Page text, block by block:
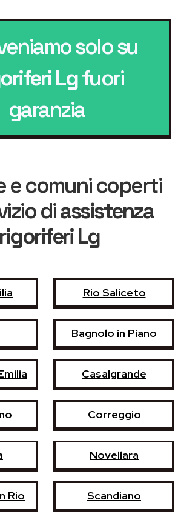
solo su
Lgfuori
garanzia
e comuni coperti
diassistenza
Lg
Rio Saliceto
Bagnolo in Piano
Casalgrande
Correggio
Novellara
Rio Scandiano